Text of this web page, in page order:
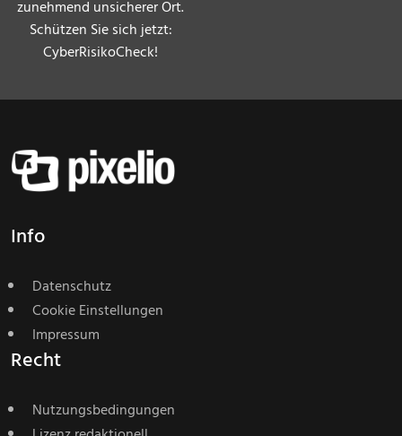
zunehmend unsicherer Ort.
Schützen Sie sich jetzt:
CyberRisikoCheck!
Info
Datenschutz
Cookie Einstellungen
Impressum
Recht
Nutzungsbedingungen